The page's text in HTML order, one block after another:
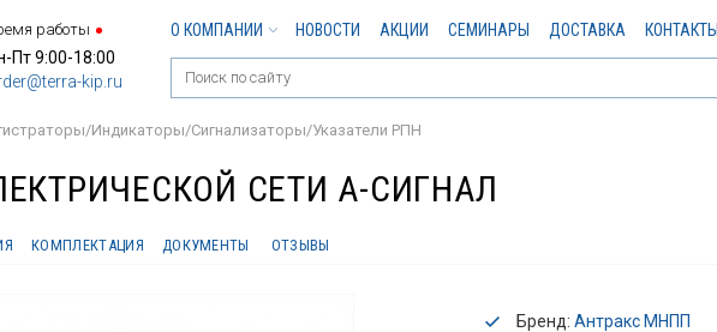
работы
Пт 9:00-18:00
kip.ru
О КОМПАНИИ НОВОСТИ АКЦИИ СЕМИНАРЫ ДОСТАВКА КОНТАКТЫ
Индикаторы/Сигнализаторы/Указатели РПН
СЕТИ А-СИГНАЛ
КОМПЛЕКТАЦИЯ ДОКУМЕНТЫ ОТЗЫВЫ
Бренд:Антракс МНПП